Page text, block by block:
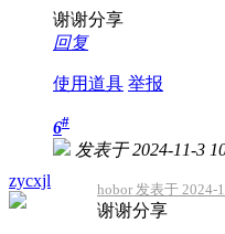
谢谢分享
回复
使用道具 举报
zycxjl
6#
发表于 2024-11-3
hobor 发表于 2024-
谢谢分享